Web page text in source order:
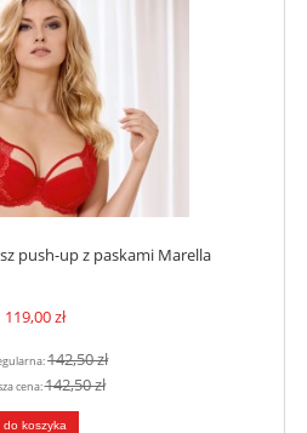
push-up z paskami Marella
119,00 zł
142,50 zł
cena:142,50 zł
do koszyka